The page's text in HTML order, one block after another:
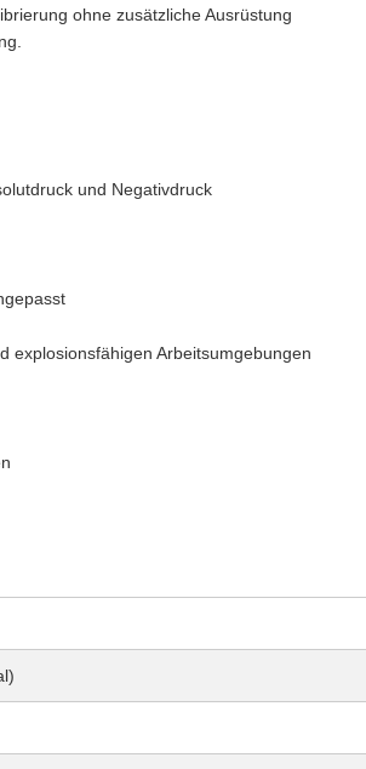
ohne zusätzliche Ausrüstung
und Negativdruck
explosionsfähigen Arbeitsumgebungen